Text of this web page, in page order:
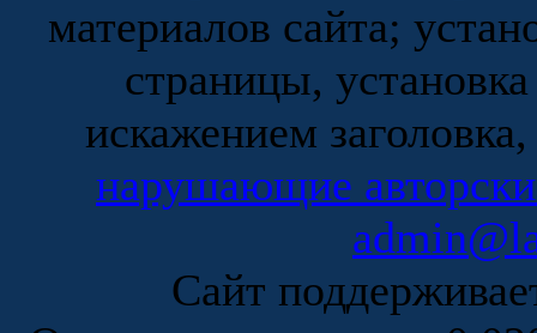
материалов сайта;
страницы,
искажением
нарушающие
Сайт